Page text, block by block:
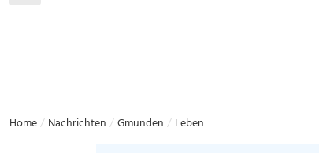
Home Nachrichten Gmunden Leben